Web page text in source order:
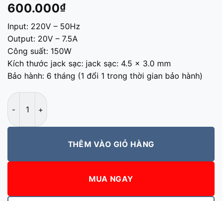
trênđánh
giá
600.000₫
Input: 220V – 50Hz
Output: 20V – 7.5A
Công suất: 150W
Kích thước jack sạc: jack sạc: 4.5 x 3.0 mm
Bảo hành: 6 tháng (1 đổi 1 trong thời gian bảo hành)
Sạc laptop MSI nhỏ kim 150W 20V-7.5A số lượng
THÊM VÀO GIỎ HÀNG
MUA NGAY